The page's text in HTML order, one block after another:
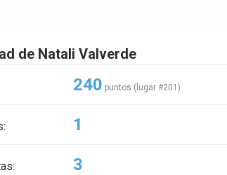
de Natali Valverde
240 puntos (lugar #201)
1
3